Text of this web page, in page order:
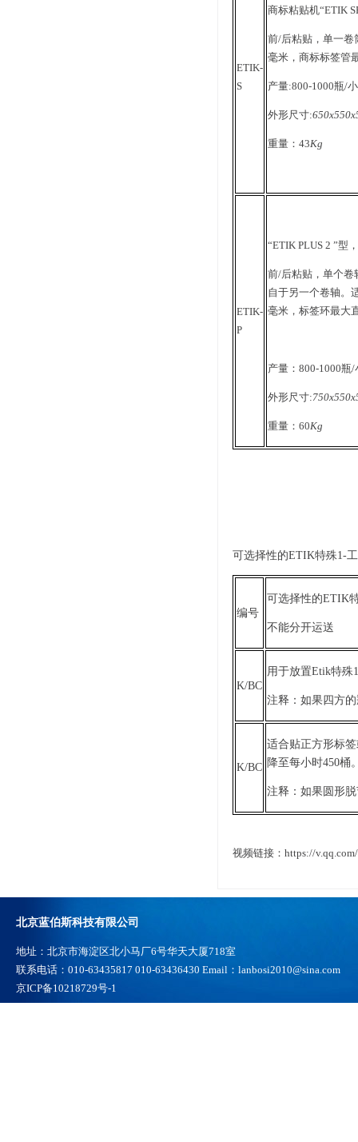
ETIK-
S
商标粘贴机“ETIK
前/后粘贴，单一卷
毫米，商标标签管
产量:800-1000瓶/
外形尺寸:
重量： 43Kg
ETIK-
P
“ETIK PLUS 2 ”型
前/后粘贴，单个
自于另一个卷轴。
毫米，标签环最大
产量：800-1000瓶/
外形尺寸:
重量：60Kg
可选择性的ETIK特殊1-
编号
可选择性的ETIK
不能分开运送
K/BC
用于放置Etik特殊
注释：如果四方
K/BC
适合贴正方形标
降至每小时450桶
注释：如果圆形
视频链接： https://
北京蓝伯斯科技有限公司
地址：北京市海淀区北小马厂6号华天大厦718室
联系电话：010-63435817 010-63436430 Email：lanbosi2010@sina.com
京ICP备10218729号-1